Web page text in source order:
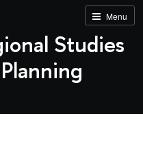
Menu
Studies